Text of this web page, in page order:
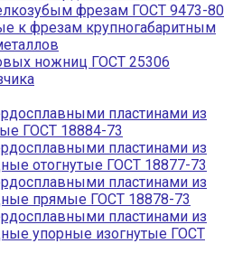
фрезам ГОСТ 9473-80
к фрезам крупногабаритным
ножниц ГОСТ 25306
пластинами из
ГОСТ 18884-73
пластинами из
отогнутые ГОСТ 18877-73
пластинами из
прямые ГОСТ 18878-73
пластинами из
упорные изогнутые ГОСТ